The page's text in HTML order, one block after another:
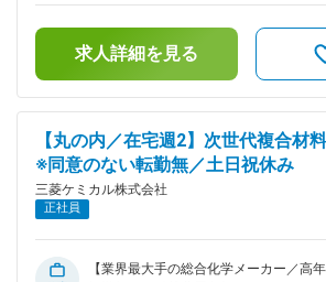
的な展開・技術サポート ・技術課題の
た、洗浄品質の高度化・標準化推進 ◆就業環境： ・平均残
業：20時間程度 ・テレワーク相談可能 ◆出向先： ・株式会社
新菱 ・本社：福岡県北九州市八幡西区
ェハ再生事業 ◆魅力： ・グローバルに活躍できる環境：海外
顧客・海外拠点との技術コミュニケー
国際的な技術対応力を磨けます。 ・最
から支える技術に携われる：ナノレベ
世界で、製造歩留まり・品質を左右す
精密洗浄とは 半導体製造装置は、稼働
レードによっては時間外管理監督外と
はございません。■昇給：年1回■賞与：
くまでも目安の金額であり、選考を通
求人詳細を見る
【丸の内／在宅週2】次世代複合材
※同意のない転勤無／土日祝休み
三菱ケミカル株式会社
正社員
【業界最大手の総合化学メーカー／高